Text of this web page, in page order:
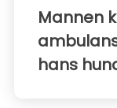
Mannen
hans